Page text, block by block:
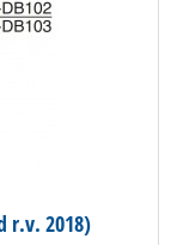
r.v. 2018)